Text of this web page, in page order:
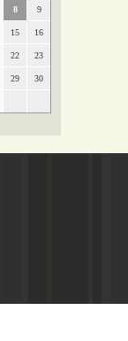
8 9
15 16
22 23
29 30